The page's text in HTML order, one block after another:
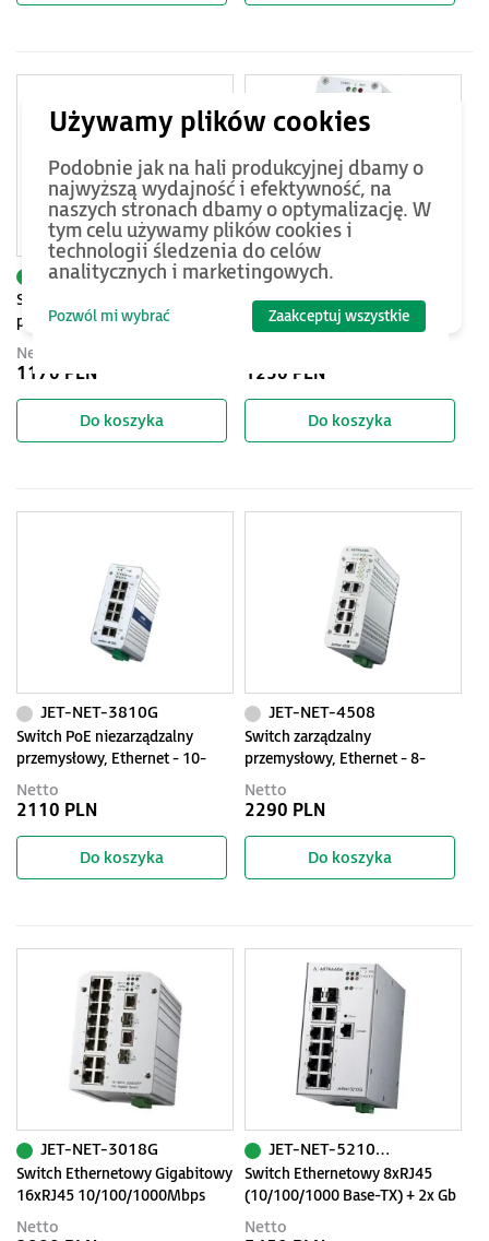
Switch niezarządzalny
przemysłowy, Ethernet - 8-
portowy (7x10/100 Base-TX + 1
złącze singlemode - 100 Base-
JET-NET-2208-T7-SC1-SM
Netto
1170 PLN
Do koszyka
Switch niezarządzalny
przemysłowy, Ethernet - 8-
JET-NET-3008G
1250 PLN
Do koszyka
Switch PoE niezarządzalny
przemysłowy, Ethernet - 10-
portowy (8 x 10/100 TX, PoE + 2
x 10/100/1000 TX)
JET-NET-3810G
Netto
2110 PLN
Do koszyka
Switch zarządzalny
przemysłowy, Ethernet - 8-
portowy (SNMP, SuperRing)
JET-NET-4508
Netto
2290 PLN
Do koszyka
Switch Ethernetowy Gigabitowy
16xRJ45 10/100/1000Mbps
oraz 2 porty COMBO
JET-NET-3018G
Netto
Switch Ethernetowy 8xRJ45
(10/100/1000 Base-TX) + 2x Gb
Combo, zarządzalny (SNMP,
JET-NET-5210G-2C
Netto
Podobnie jak na hali produkcyjnej dbamy o
najwyższą wydajność i efektywność, na
naszych stronach dbamy o optymalizację. W
tym celu używamy plików cookies i
technologii śledzenia do celów
analitycznych i marketingowych.
Pozwól mi wybrać Zaakceptuj wszystkie